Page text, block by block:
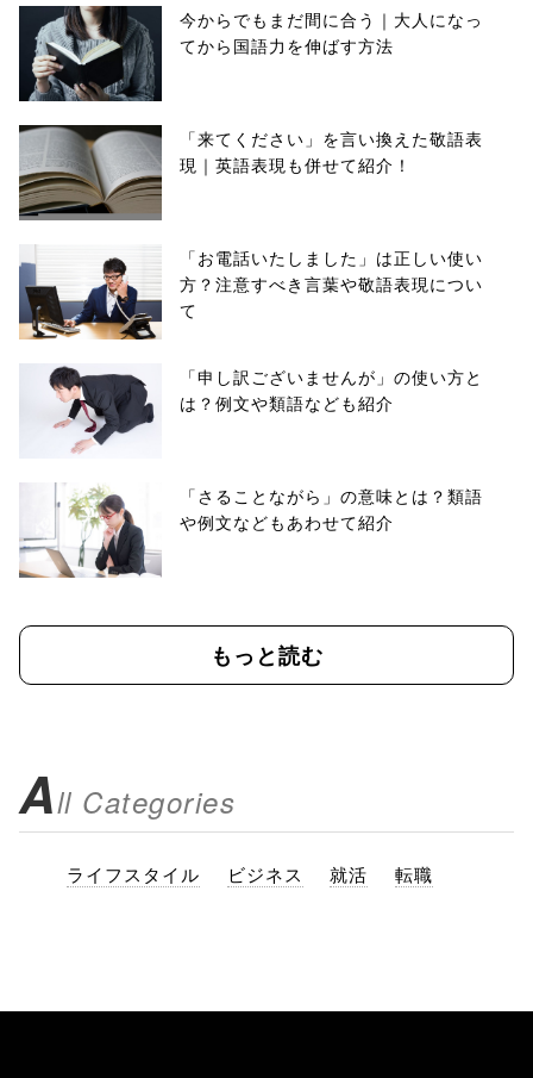
今からでもまだ間に合う｜大人になっ
てから国語力を伸ばす方法
「来てください」を言い換えた敬語表
現｜英語表現も併せて紹介！
「お電話いたしました」は正しい使い
方？注意すべき言葉や敬語表現につい
て
「申し訳ございませんが」の使い方と
は？例文や類語なども紹介
「さることながら」の意味とは？類語
や例文などもあわせて紹介
もっと読む
All Categories
ライフスタイル ビジネス 就活 転職